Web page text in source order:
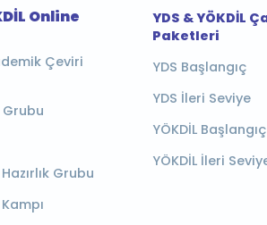
Online
Çeviri
Grubu
Grubu
YDS & YÖKDİL
Paketleri
YDS Başlangıç
YDS İleri Seviye
YÖKDİL Başlangıç
YÖKDİL İleri